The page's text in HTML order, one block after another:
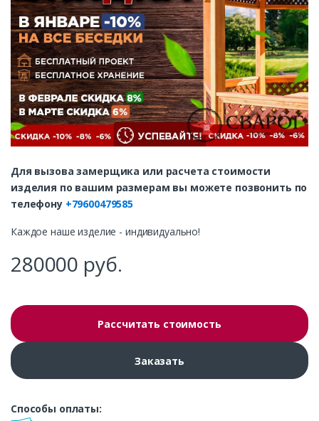
Для вызова замерщика или расчета стоимости
изделия по вашим размерам вы можете позвонить по
телефону +79600479585
Каждое наше изделие - индивидуально!
280000 руб.
Рассчитать стоимость
Заказать
Способы оплаты: